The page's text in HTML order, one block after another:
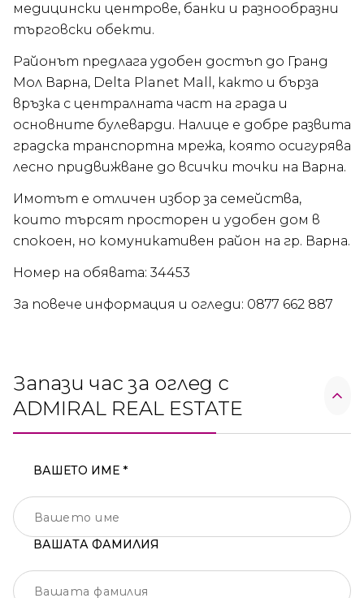
медицински центрове, банки и разнообразни
търговски обекти.
Районът предлага удобен достъп до Гранд
Мол Варна, Delta Planet Mall, както и бърза
връзка с централната част на града и
основните булеварди. Налице е добре развита
градска транспортна мрежа, която осигурява
лесно придвижване до всички точки на Варна.
Имотът е отличен избор за семейства,
които търсят просторен и удобен дом в
спокоен, но комуникативен район на гр. Варна.
Номер на обявата: 34453
За повече информация и огледи: 0877 662 887
Запази час за оглед с
ADMIRAL REAL ESTATE
ВАШЕТО ИМЕ *
ВАШАТА ФАМИЛИЯ